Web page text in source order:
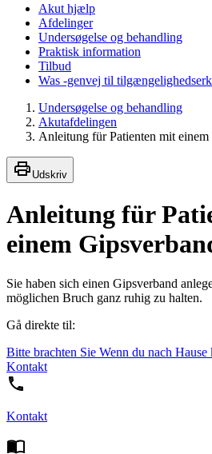
Akut hjælp
Afdelinger
Undersøgelse og behandling
Praktisk information
Tilbud
Was -genvej til
Undersøgelse og behandling
Akutafdelingen
Anleitung für Patienten mit einem
Udskriv
Anleitung für
einem
Sie haben sich einen Gipsverband
möglichen Bruch ganz ruhig zu halten.
Gå direkte til:
Bitte brachten Sie Wenn du nach Hause
Kontakt
Kontakt